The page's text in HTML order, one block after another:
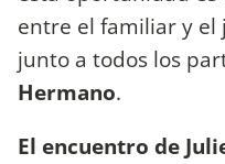
entre el familiar y el
junto a todos los
Hermano.
El encuentro de